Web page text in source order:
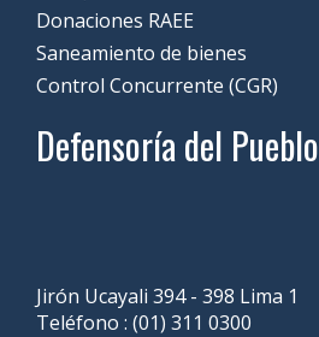
Donaciones RAEE
Saneamiento de bienes
Control Concurrente (CGR)
Defensoría del Pueblo
Jirón Ucayali 394 - 398 Lima 1
Teléfono : (01) 311 0300